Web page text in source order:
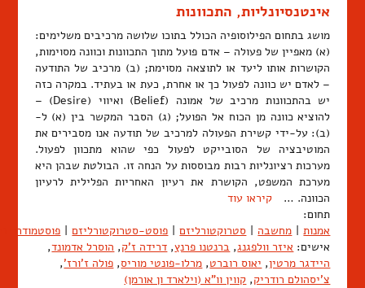
אינטנסיונליות, התכוונות
מושג בתחום הפילוסופיה הכולל בתוכו שלושה מרכיבים משלימים:
(א) מאפיין של פעולה – אדם פועל מתוך התכוונות וכוונה מסוימות,
הקושרות אותו ליעד או לתוצאה מסוימת; (ב) מרכיב של התודעה
– לאדם יש כוונה לפעול כך או אחרת, כעת או בעתיד. במקרה כזה
יש בהתכוונות מרכיב של אמונה (Belief) ואיווי (Desire) –
להוציא כוונה מן הכוח אל הפועל; (ג) הסבר המקשר בין (א) ל-
(ב): על-ידי קשירת הפעולה למרכיב של תודעה אנו מסבירים את
המוטיבציה של הסובייקט לפעול כפי שהוא מתכוון לפעול.
מערכות רציונליות רבות מבוססות על הנחה זו. הבולטת שבהן היא
מערכת המשפט, הקושרת את רעיון האחריות הפלילית לרעיון
הכוונה. … קיראו עוד
תחום:
אמנות | מחשבה | סטרוקטורליזם | פוסט-סטרוקטורליזם |
אישים: איזר וולפגנג, ברנטנו פרנץ, דרידה ז'ק, הוסרל אדמונד,
היידגר מרטין, יאוס רוברט, מרלו-פונטי מוריס, פולה ז'ורז',
צ'יסהולם רודריק, קווין וו"א (וילארד ון אורמן)